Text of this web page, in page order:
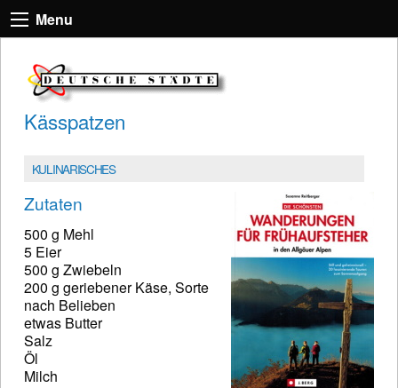
Menu
Kässpatzen
KULINARISCHES
Zutaten
500 g Mehl
5 Eier
500 g Zwiebeln
200 g geriebener Käse, Sorte
nach Belieben
etwas Butter
Salz
Öl
Milch